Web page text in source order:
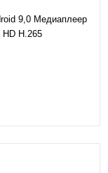
9,0 Медиаплеер
H.265